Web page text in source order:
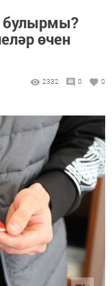
булырмы?
өчен
2332 0 0